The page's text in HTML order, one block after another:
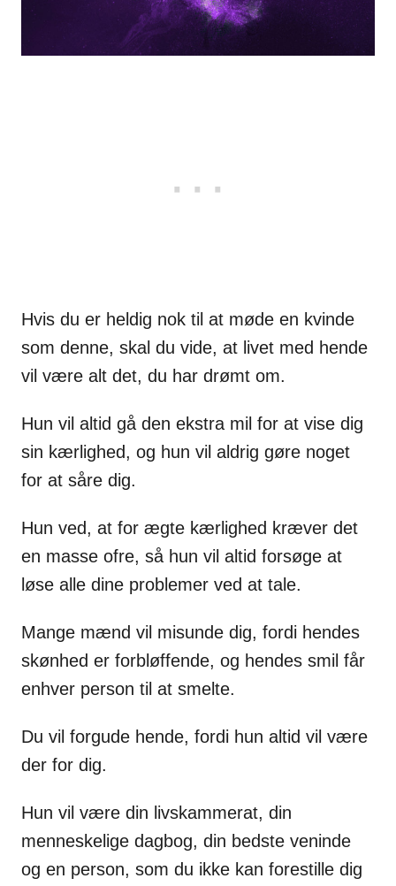
Hvis du er heldig nok til at møde en kvinde
som denne, skal du vide, at livet med hende
vil være alt det, du har drømt om.
Hun vil altid gå den ekstra mil for at vise dig
sin kærlighed, og hun vil aldrig gøre noget
for at såre dig.
Hun ved, at for ægte kærlighed kræver det
en masse ofre, så hun vil altid forsøge at
løse alle dine problemer ved at tale.
Mange mænd vil misunde dig, fordi hendes
skønhed er forbløffende, og hendes smil får
enhver person til at smelte.
Du vil forgude hende, fordi hun altid vil være
der for dig.
Hun vil være din livskammerat, din
menneskelige dagbog, din bedste veninde
og en person, som du ikke kan forestille dig